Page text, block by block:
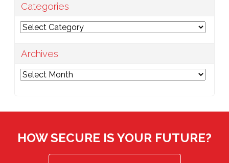
Categories
Categories
Archives
Archives
HOW SECURE IS YOUR FUTURE?